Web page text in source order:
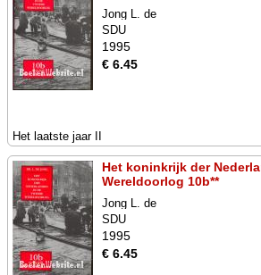
Jong L. de
SDU
1995
€ 6.45
Het laatste jaar II
Het koninkrijk der
Wereldoorlog 10b**
Jong L. de
SDU
1995
€ 6.45